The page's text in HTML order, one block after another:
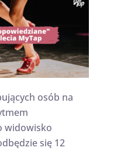
osób na
widowisko
się 12